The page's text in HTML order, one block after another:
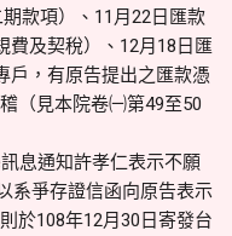
款項）、11月22日匯款
費及契稅）、12月18日匯
戶，有原告提出之匯款憑
（見本院卷㈠第49至50
息通知許孝仁表示不願
系爭存證信函向原告表示
於108年12月30日寄發台